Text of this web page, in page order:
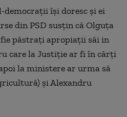
democrații își doresc și ei
din PSD susțin că Olguța
fie păstrați apropiații săi in
care la Justiție ar fi în cărți
la ministere ar urma să
și Alexandru